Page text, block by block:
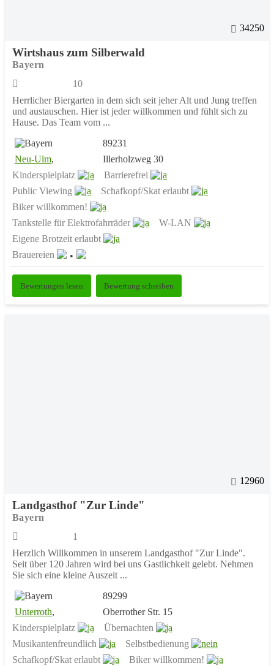
34250
Wirtshaus zum Silberwald
Bayern
10
Herrlicher Biergarten in dem sich seit jeher Alt und Jung treffen
und austauschen. Hier ist jeder willkommen und fühlt sich zu
Hause. Das Team vom ...
89231
Neu-Ulm,
Illerholzweg 30
Kinderspielplatz
Barrierefrei
Public Viewing
Schafkopf/Skat erlaubt
Biker willkommen!
Tankstelle für Elektrofahrräder
W-LAN
Eigene Brotzeit erlaubt
Brauereien
Bewertungen lesen Bewertung schreiben
12960
Landgasthof "Zur Linde"
Bayern
1
Herzlich Willkommen in unserem Landgasthof "Zur Linde".
Seit über 120 Jahren wird bei uns Gastlichkeit gelebt. Nehmen
Sie sich eine kleine Auszeit ...
89299
Unterroth,
Oberrother Str. 15
Kinderspielplatz
Übernachten
Musikantenfreundlich
Selbstbedienung
Schafkopf/Skat erlaubt
Biker willkommen!